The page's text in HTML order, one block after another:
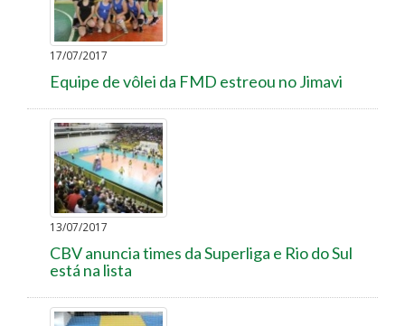
17/07/2017
Equipe de vôlei da FMD estreou no Jimavi
13/07/2017
CBV anuncia times da Superliga e Rio do Sul
está na lista